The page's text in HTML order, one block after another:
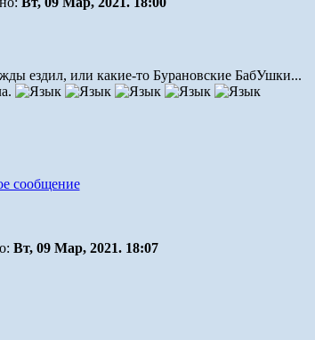
ездил, или какие-то Бурановские БабУшки...
Вт, 09 Мар, 2021. 18:07